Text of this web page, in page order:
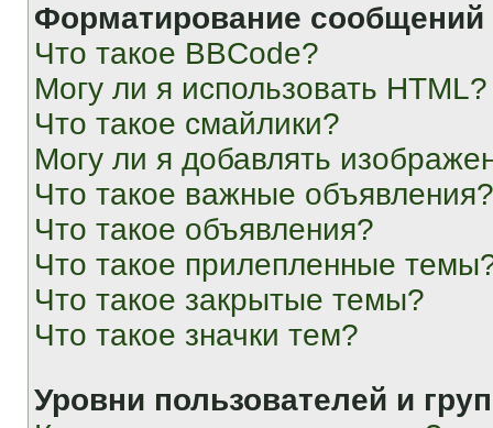
Форматирование
Что такое BBCode?
Могу ли я использовать HTML?
Что такое смайлики?
Могу ли я добавлять
Что такое важные объявления?
Что такое объявления?
Что такое прилепленные
Что такое закрытые темы?
Что такое значки тем?
Уровни пользователей и